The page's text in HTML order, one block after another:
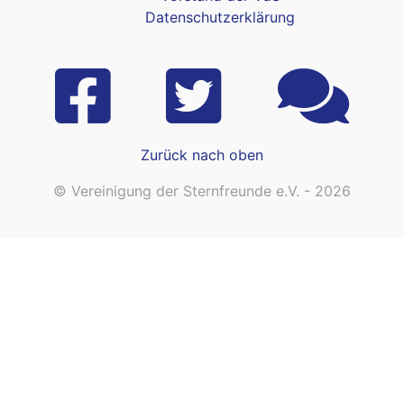
Datenschutzerklärung
Zurück nach oben
© Vereinigung der Sternfreunde e.V. - 2026